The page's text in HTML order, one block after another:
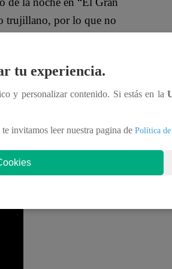
trujillano, por lo que no
deberán cumplir con
cortarán sus verduras
“El Gran Chef Famosos”.
se enfrentan en la cocina
tu experiencia.
y personalizar contenido. Si estás en la
invitamos leer nuestra pagina de Política